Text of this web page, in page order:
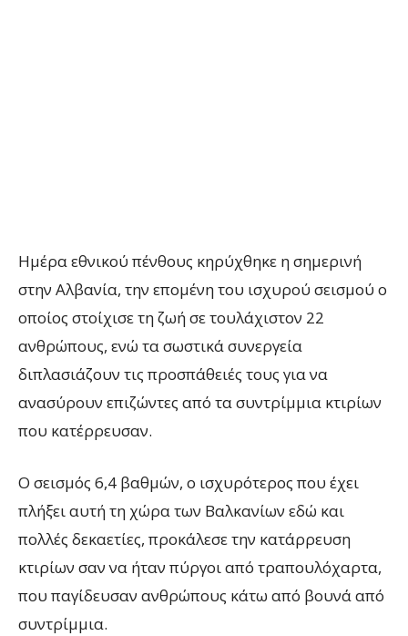
Ημέρα εθνικού πένθους κηρύχθηκε η σημερινή
στην Αλβανία, την επομένη του ισχυρού σεισμού ο
οποίος στοίχισε τη ζωή σε τουλάχιστον 22
ανθρώπους, ενώ τα σωστικά συνεργεία
διπλασιάζουν τις προσπάθειές τους για να
ανασύρουν επιζώντες από τα συντρίμμια κτιρίων
που κατέρρευσαν.
Ο σεισμός 6,4 βαθμών, ο ισχυρότερος που έχει
πλήξει αυτή τη χώρα των Βαλκανίων εδώ και
πολλές δεκαετίες, προκάλεσε την κατάρρευση
κτιρίων σαν να ήταν πύργοι από τραπουλόχαρτα,
που παγίδευσαν ανθρώπους κάτω από βουνά από
συντρίμμια.